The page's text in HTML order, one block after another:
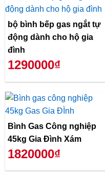
bộ bình bếp gas ngắt tự
động dành cho hộ gia
đình
1290000₫
Bình Gas Công nghiệp
45kg Gia Đình Xám
1820000₫